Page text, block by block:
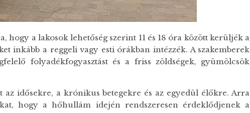
hogy a lakosok lehetőség szerint 11 és 18 óra között kerüljék a
inkább a reggeli vagy esti órákban intézzék. A szakemberek
folyadékfogyasztást és a friss zöldségek, gyümölcsök
idősekre, a krónikus betegekre és az egyedül élőkre. Arra
hogy a hőhullám idején rendszeresen érdeklődjenek a